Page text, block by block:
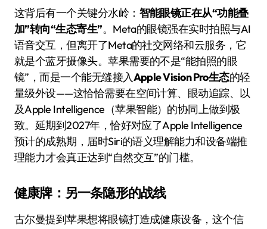
这背后有一个关键分水岭： 智能眼镜正在从“功能叠
加”转向“生态寄生”。Meta的眼镜强在实时拍照与AI
语音交互，但离开了Meta的社交网络和云服务，它
就是个蓝牙摄像头。苹果需要的不是“能拍照的眼
镜”，而是一个能无缝接入Apple Vision Pro生态的轻
量级外设——这恰恰需要在空间计算、眼动追踪、以
及Apple Intelligence（苹果智能）的协同上做到极
致。延期到2027年，恰好对应了Apple Intelligence
预计的成熟期，届时Siri的语义理解能力和设备端推
理能力才会真正达到“自然交互”的门槛。
健康牌：另一条隐形的战线
古尔曼提到苹果想将眼镜打造成健康设备，这个信